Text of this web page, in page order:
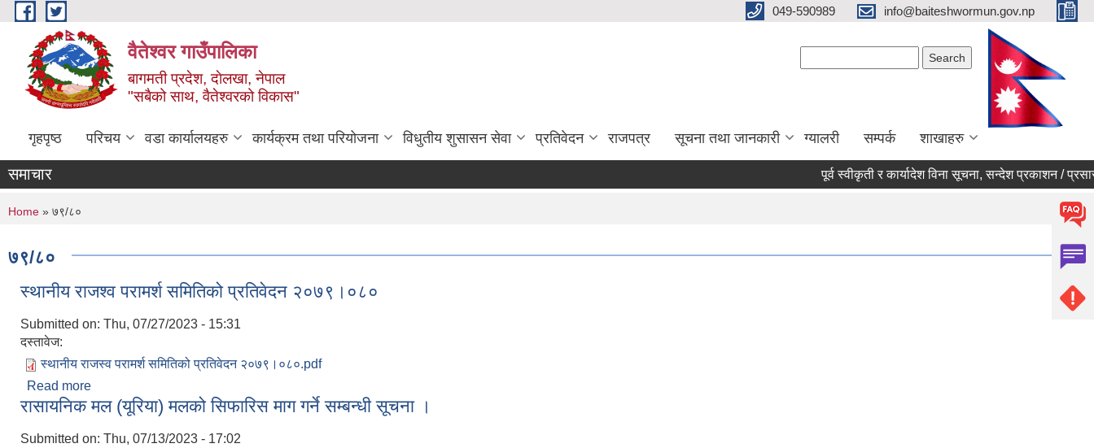
Skip to main content 049-590989 info@baiteshwormun.gov.np
वैतेश्वर गाउँपालिका
बागमती प्रदेश, दाेलखा, नेपाल
"सबैको साथ, वैतेश्वरको विकास"
गृहपृष्ठ परिचय वडा कार्यालयहरु कार्यक्रम तथा परियोजना विधुतीय शुसासन सेवा प्रतिवेदन राजपत्र सूचना तथा जानकारी ग्यालरी सम्पर्क शाखाहरु
समाचार पूर्व स्वीकृती र कार्यादेश विना सूचना, सन्देश प्रकाशन / प्रसारण
You are here
Home » ७९/८०
७९/८०
स्थानीय राजश्व परामर्श समितिको प्रतिवेदन २०७९।०८०
Submitted on: Thu, 07/27/2023 - 15:31
दस्तावेज:
स्थानीय राजस्व परामर्श समितिको प्रतिवेदन २०७९।०८०.pdf
Read more
रासायनिक मल (यूरिया) मलको सिफारिस माग गर्ने सम्बन्धी सूचना ।
Submitted on: Thu, 07/13/2023 - 17:02